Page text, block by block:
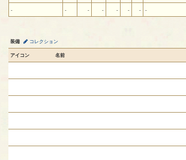
- - - - - - - -
装備 コレクション
アイコン 名前